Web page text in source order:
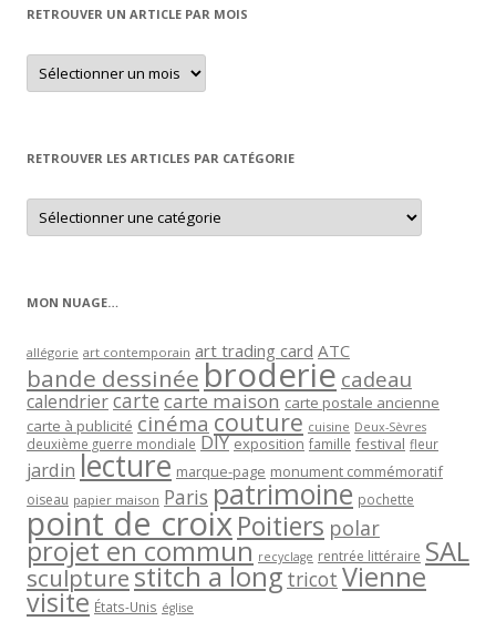
RETROUVER UN ARTICLE PAR MOIS
Retrouver
un
article
RETROUVER LES ARTICLES PAR CATÉGORIE
Retrouver
les
articles
MON NUAGE…
allégorie art contemporain art trading card ATC
bande dessinée broderie cadeau
calendriercartecarte maison carte postale ancienne
carte à publicité cinéma couture cuisine Deux-Sèvres
deuxième guerre mondiale DIY exposition famille festival fleur
jardin lecture marque-page monument commémoratif
oiseau papier maison Paris patrimoine pochette
point de croixPoitiers polar
projet en commun recyclage rentrée littéraire SAL
sculpturestitch a long tricot Vienne
visite États-Unis église